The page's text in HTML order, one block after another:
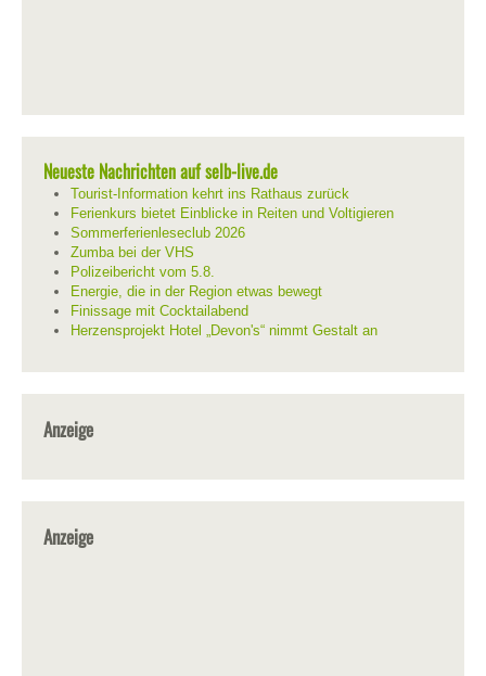
Neueste Nachrichten auf selb-live.de
Tourist-Information kehrt ins Rathaus zurück
Ferienkurs bietet Einblicke in Reiten und Voltigieren
Sommerferienleseclub 2026
Zumba bei der VHS
Polizeibericht vom 5.8.
Energie, die in der Region etwas bewegt
Finissage mit Cocktailabend
Herzensprojekt Hotel „Devon's“ nimmt Gestalt an
Anzeige
Anzeige